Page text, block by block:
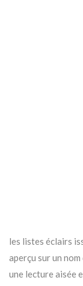
les listes éclairs
aperçu sur un
une lecture aisée